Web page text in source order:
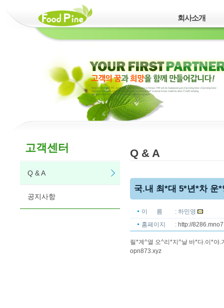
회사소개
고객센터
Q & A
공지사항
Q & A
국.내 최*대 5*년*차 운
이 름
: 하민영
홈페이지
: http://
릴*계^열 오^리*지^날 바*다.이*야.
opn873.xyz